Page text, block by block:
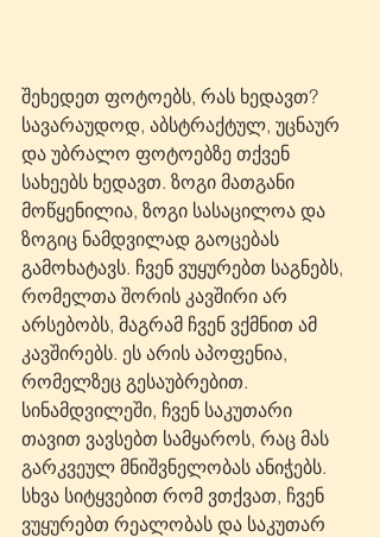
შეხედეთ ფოტოებს, რას ხედავთ?
სავარაუდოდ, აბსტრაქტულ, უცნაურ
და უბრალო ფოტოებზე თქვენ
სახეებს ხედავთ. ზოგი მათგანი
მოწყენილია, ზოგი სასაცილოა და
ზოგიც ნამდვილად გაოცებას
გამოხატავს. ჩვენ ვუყურებთ საგნებს,
რომელთა შორის კავშირი არ
არსებობს, მაგრამ ჩვენ ვქმნით ამ
კავშირებს. ეს არის აპოფენია,
რომელზეც გესაუბრებით.
სინამდვილეში, ჩვენ საკუთარი
თავით ვავსებთ სამყაროს, რაც მას
გარკვეულ მნიშვნელობას ანიჭებს.
სხვა სიტყვებით რომ ვთქვათ, ჩვენ
ვუყურებთ რეალობას და საკუთარ